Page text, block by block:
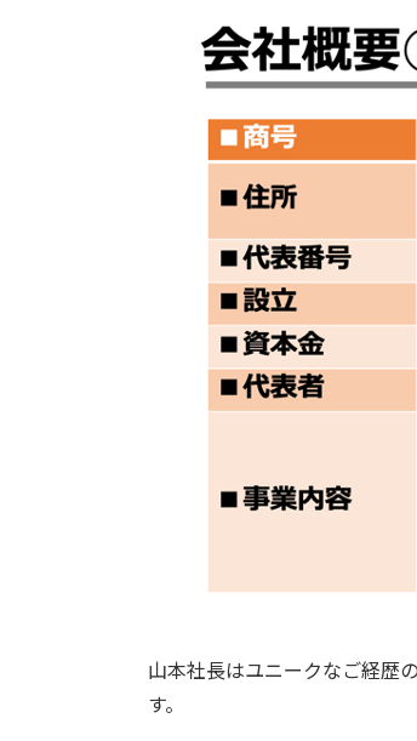
山本社長はユニークなご経歴
す。